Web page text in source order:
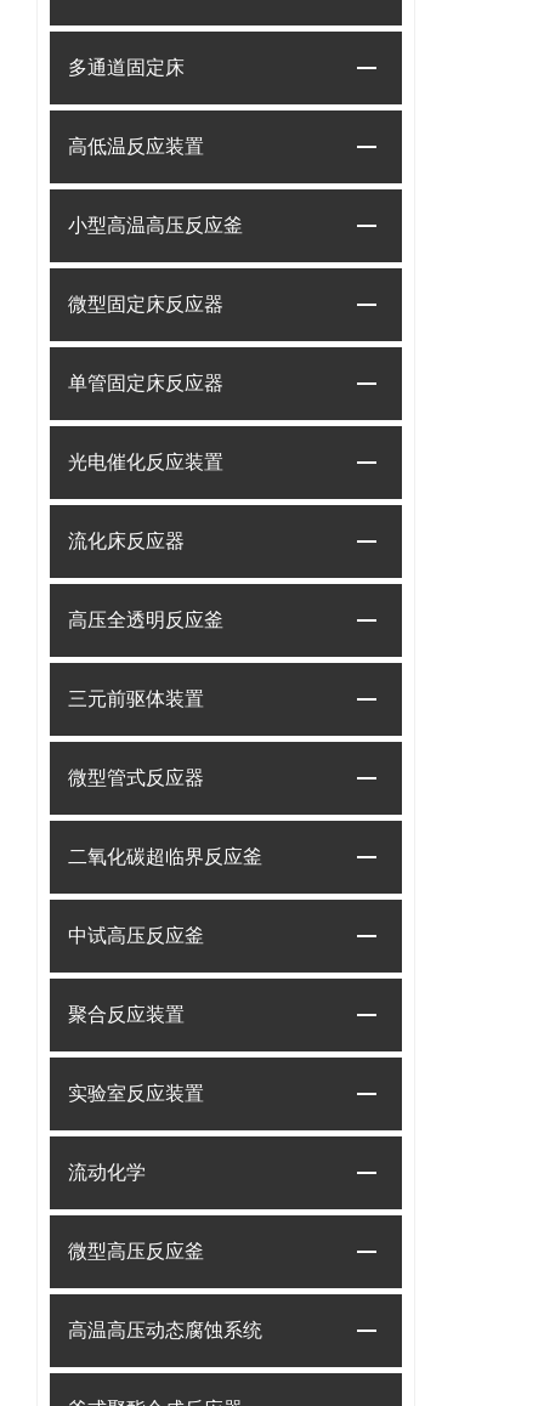
多通道固定床
高低温反应装置
小型高温高压反应釜
微型固定床反应器
单管固定床反应器
光电催化反应装置
流化床反应器
高压全透明反应釜
三元前驱体装置
微型管式反应器
二氧化碳超临界反应釜
中试高压反应釜
聚合反应装置
实验室反应装置
流动化学
微型高压反应釜
高温高压动态腐蚀系统